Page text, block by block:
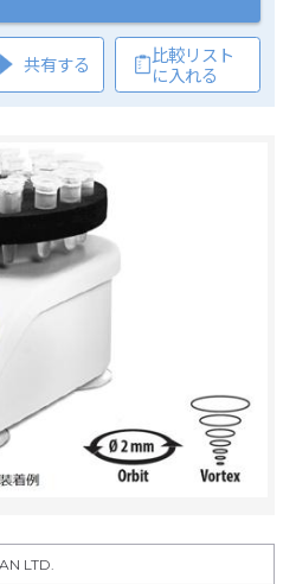
共有する
比較リスト
に入れる
LTD.